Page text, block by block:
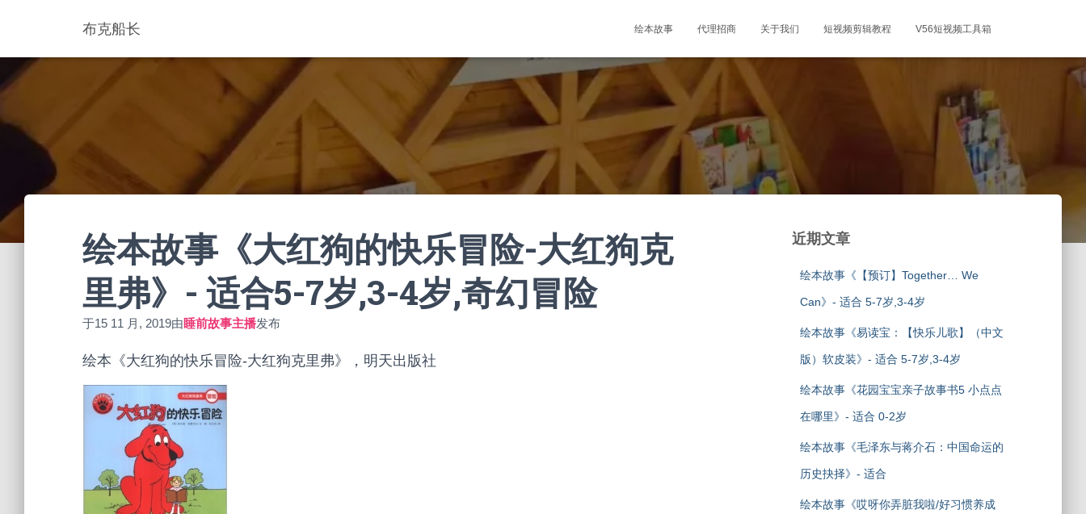
布克船长 绘本故事 代理招商 关于我们 短视频剪辑教程 V56短视频工具箱
绘本故事《大红狗的快乐冒险-大红狗克
里弗》- 适合5-7岁,3-4岁,奇幻冒险
于15 11 月, 2019由睡前故事主播发布
绘本《大红狗的快乐冒险-大红狗克里弗》，明天出版社
近期文章
绘本故事《【预订】Together… We
Can》- 适合 5-7岁,3-4岁
绘本故事《易读宝：【快乐儿歌】（中文
版）软皮装》- 适合 5-7岁,3-4岁
绘本故事《花园宝宝亲子故事书5 小点点
在哪里》- 适合 0-2岁
绘本故事《毛泽东与蒋介石：中国命运的
历史抉择》- 适合
绘本故事《哎呀你弄脏我啦/好习惯养成